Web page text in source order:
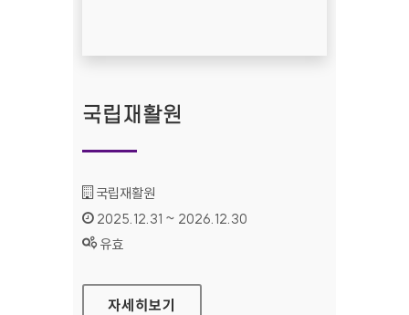
국립재활원
기관명 :
국립재활원
인증기간 :
2025.12.31 ~ 2026.12.30
상태 :
유효
국립재활원
자세히보기